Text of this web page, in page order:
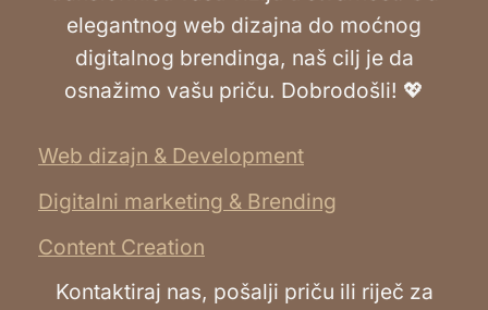
elegantnog web dizajna do moćnog
digitalnog brendinga, naš cilj je da
osnažimo vašu priču. Dobrodošli! 💖
Web dizajn & Development
Digitalni marketing & Brending
Content Creation
Kontaktiraj nas, pošalji priču ili riječ za